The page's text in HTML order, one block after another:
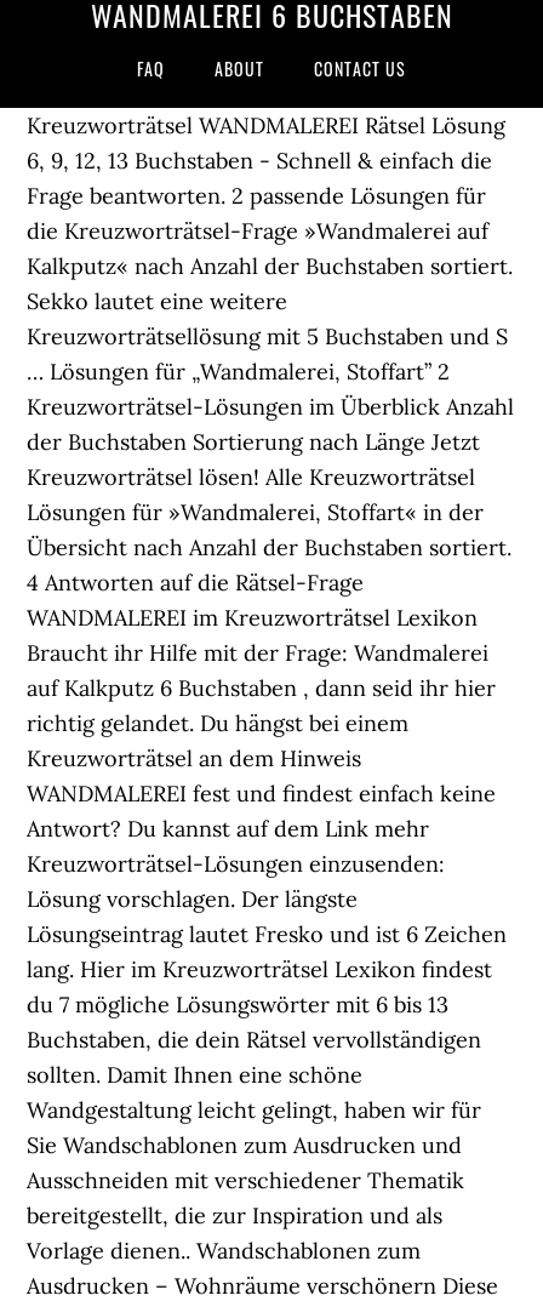
WANDMALEREI 6 BUCHSTABEN
FAQ ABOUT CONTACT US
Kreuzworträtsel WANDMALEREI Rätsel Lösung
6, 9, 12, 13 Buchstaben - Schnell & einfach die
Frage beantworten. 2 passende Lösungen für
die Kreuzworträtsel-Frage »Wandmalerei auf
Kalkputz« nach Anzahl der Buchstaben sortiert.
Sekko lautet eine weitere
Kreuzworträtsellösung mit 5 Buchstaben und S
… Lösungen für „Wandmalerei, Stoffart” 2
Kreuzworträtsel-Lösungen im Überblick Anzahl
der Buchstaben Sortierung nach Länge Jetzt
Kreuzworträtsel lösen! Alle Kreuzworträtsel
Lösungen für »Wandmalerei, Stoffart« in der
Übersicht nach Anzahl der Buchstaben sortiert.
4 Antworten auf die Rätsel-Frage
WANDMALEREI im Kreuzworträtsel Lexikon
Braucht ihr Hilfe mit der Frage: Wandmalerei
auf Kalkputz 6 Buchstaben , dann seid ihr hier
richtig gelandet. Du hängst bei einem
Kreuzworträtsel an dem Hinweis
WANDMALEREI fest und findest einfach keine
Antwort? Du kannst auf dem Link mehr
Kreuzworträtsel-Lösungen einzusenden:
Lösung vorschlagen. Der längste
Lösungseintrag lautet Fresko und ist 6 Zeichen
lang. Hier im Kreuzworträtsel Lexikon findest
du 7 mögliche Lösungswörter mit 6 bis 13
Buchstaben, die dein Rätsel vervollständigen
sollten. Damit Ihnen eine schöne
Wandgestaltung leicht gelingt, haben wir für
Sie Wandschablonen zum Ausdrucken und
Ausschneiden mit verschiedener Thematik
bereitgestellt, die zur Inspiration und als
Vorlage dienen.. Wandschablonen zum
Ausdrucken – Wohnräume verschönern Diese